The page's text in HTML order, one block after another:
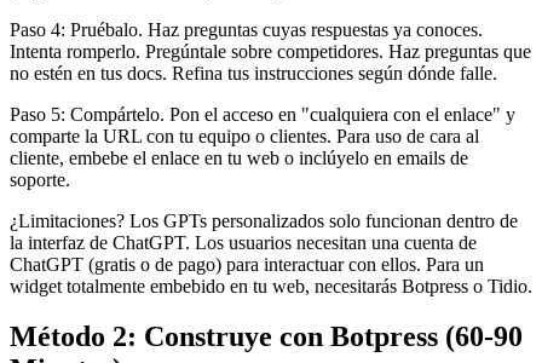
Paso 4: Pruébalo. Haz preguntas cuyas respuestas ya conoces.
Intenta romperlo. Pregúntale sobre competidores. Haz preguntas que
no estén en tus docs. Refina tus instrucciones según dónde falle.
Paso 5: Compártelo. Pon el acceso en "cualquiera con el enlace" y
comparte la URL con tu equipo o clientes. Para uso de cara al
cliente, embebe el enlace en tu web o inclúyelo en emails de
soporte.
¿Limitaciones? Los GPTs personalizados solo funcionan dentro de
la interfaz de ChatGPT. Los usuarios necesitan una cuenta de
ChatGPT (gratis o de pago) para interactuar con ellos. Para un
widget totalmente embebido en tu web, necesitarás Botpress o Tidio.
Método 2: Construye con Botpress (60-90